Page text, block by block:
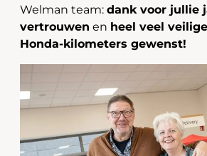
Welman team: dank voor jullie
vertrouwen en heel veel
Honda-kilometers gewenst!